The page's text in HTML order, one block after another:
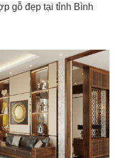
gỗ đẹp tại tỉnh Bình